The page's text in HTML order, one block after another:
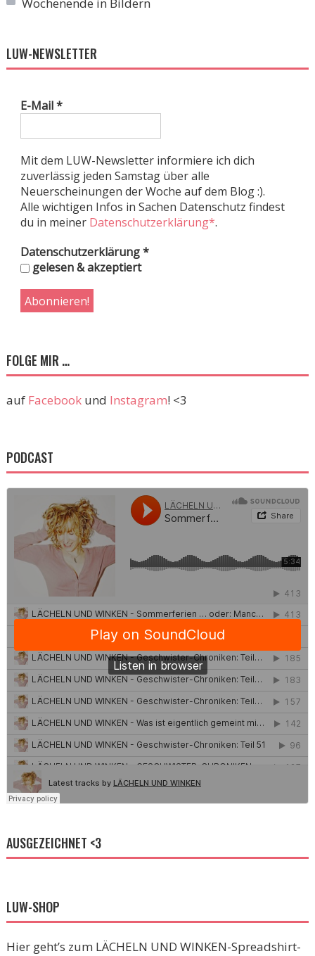
LUW-NEWSLETTER
E-Mail*
Mit dem LUW-Newsletter informiere ich dich
zuverlässig jeden Samstag über alle
Neuerscheinungen der Woche auf dem Blog :).
Alle wichtigen Infos in Sachen Datenschutz findest
du in meiner Datenschutzerklärung*.
Datenschutzerklärung*
gelesen & akzeptiert
FOLGE MIR …
auf Facebookund Instagram! <3
PODCAST
AUSGEZEICHNET <3
LUW-SHOP
Hier geht’s zum LÄCHELN UND WINKEN-Spreadshirt-